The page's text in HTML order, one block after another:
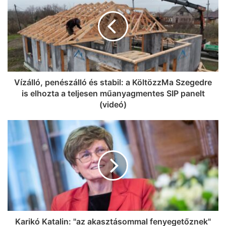
még sokáig velük maradnak (videó,
galéria)
Vízálló, penészálló és stabil: a KöltözzMa Szegedre
is elhozta a teljesen műanyagmentes SIP panelt
(videó)
Karikó Katalin: "az akasztásommal fenyegetőznek"